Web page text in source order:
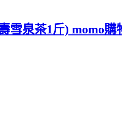
泉茶1斤) momo購